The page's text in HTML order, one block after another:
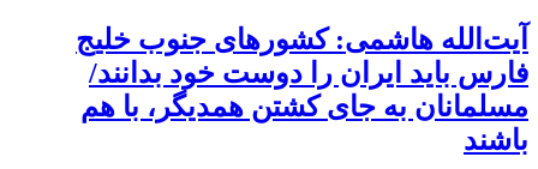
آیت‌الله هاشمی: کشورهای جنوب خلیج
فارس باید ایران را دوست خود بدانند/
مسلمانان به جای کشتن همدیگر، با هم
باشند